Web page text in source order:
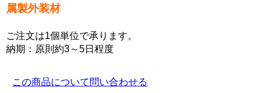
属製外装材
ご注文は1個単位で承ります。
納期：原則約3～5日程度
この商品について問い合わせる